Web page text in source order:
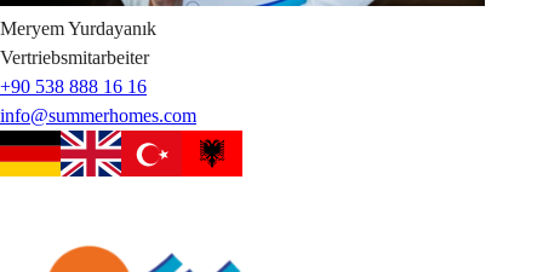
MeryemYurdayanık
Vertriebsmitarbeiter
+90 538 888 16 16
info@summerhomes.com